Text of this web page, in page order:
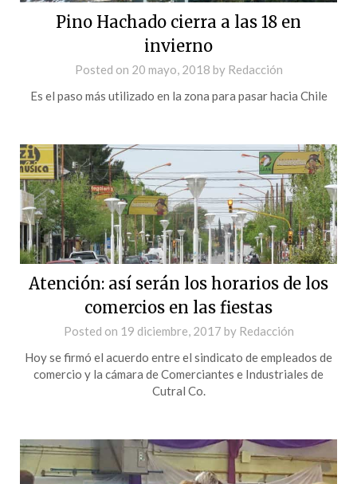
Pino Hachado cierra a las 18 en
invierno
Posted on 20 mayo, 2018 by Redacción
Es el paso más utilizado en la zona para pasar hacia Chile
Atención: así serán los horarios de los
comercios en las fiestas
Posted on 19 diciembre, 2017 by Redacción
Hoy se firmó el acuerdo entre el sindicato de empleados de
comercio y la cámara de Comerciantes e Industriales de
Cutral Co.